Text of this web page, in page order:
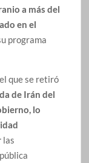
a más del
en el
programa
que se retiró
de Irán del
lo
las